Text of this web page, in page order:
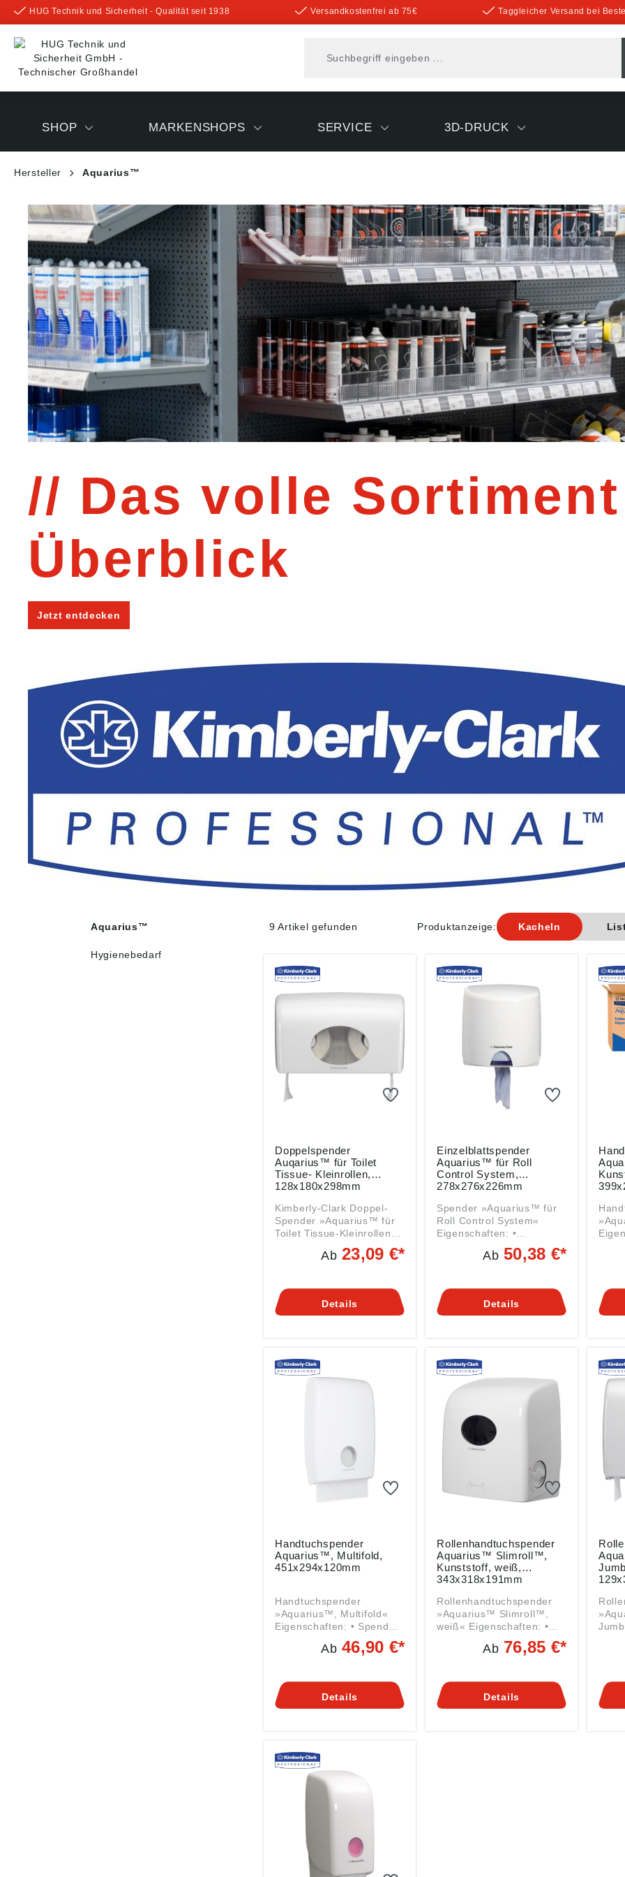
springen
HUG Technik und Sicherheit - Qualität seit 1938 Versandkostenfrei ab 75€ Taggleicher Versand bei
SHOP MARKENSHOPS SERVICE 3D-DRUCK
Hersteller Aquarius™
Das volle
Überblick
Jetzt entdecken
Aquarius™
Hygienebedarf
9 Artikel gefunden Produktanzeige: Kacheln
Doppelspender
Auqarius™ für Toilet
Tissue- Kleinrollen,
128x180x298mm
Kimberly-Clark Doppel-
Spender »Aquarius™ für
Toilet Tissue-Kleinrollen«
Eigenschaften: •
Wartungsfreundlich •
Weiße
Hochglanzoberfläche •
stark frequentierte
Waschräume Hinweis:
Lieferung ohne Rollen.
Carl-Spaeter-Str. 17,
56070 Koblenz, DE,
afhde@kcc.com
Ab23,09 €*
Details
Einzelblattspender
Aquarius™ für Roll
Control System,
278x276x226mm
Spender »Aquarius™ für
Roll Control System«
Eigenschaften: •
Einzelblattspender • Zur
schnellen,
Verschließbarer, schnell
nachfüllbarer Spender •
Füllstandsüberprüfung
Anwendungsbereiche: für
hohe Hygienestandards in
Bereichen mit hohem
Verbrauch, in denen
Lebensmittel verarbeitet
werden Hinweis: Lieferung
ohne Papier. Angaben
Produktsicherheitsverordn
ung ((EU) 2023/998):
Kimberly-Clark GmbH,
Ab50,38 €*
Details
ung
Handtuchspender
Aquarius™, Multifold,
451x294x120mm
Handtuchspender
»Aquarius™, Multifold«
Eigenschaften: • Spender
für Multifold-Handtücher •
Einzeltuchentnahme •
Reinigungsfreundlich • Mit
Sichtfenster zur
Verbrauch Hinweis:
Lieferung ohne
Handtücher. Hinweis:
Lieferung ohne
Handtücher. Angaben
ung ((EU) 2023/998):
Kimberly-Clark GmbH,
Carl-Spaeter-Str. 17,
Ab46,90 €*
Details
Rollenhandtuchspender
Aquarius™ Slimroll™,
Kunststoff, weiß,
343x318x191mm
Rollenhandtuchspender
»Aquarius™ Slimroll™,
weiß« Eigenschaften: •
Für Kleenex® und Scott®
Rollenhandtücher •
Einzelblattabgabe
minimiert Abfall Material:
Ab 76,85 €*
Details